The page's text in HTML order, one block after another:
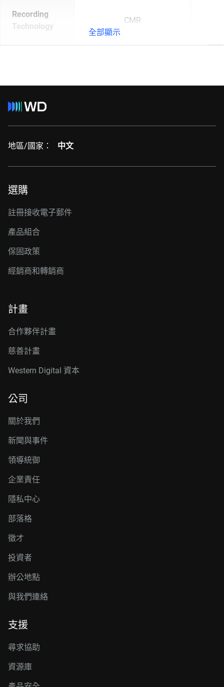
Recording
Technology
CMR
全部顯示
地區/國家： 中文
選購
註冊接收電子郵件
產品組合
保固政策
經銷商和轉銷商
計畫
合作夥伴計畫
慈善計畫
Western Digital 資本
公司
關於我們
新聞與事件
領導統御
企業責任
隱私中心
部落格
徵才
投資者
辦公地點
與我們連絡
支援
尋求協助
資源庫